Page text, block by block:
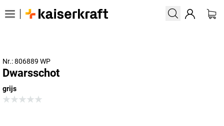
Nr.: 806889 WP
Dwarsschot
grijs